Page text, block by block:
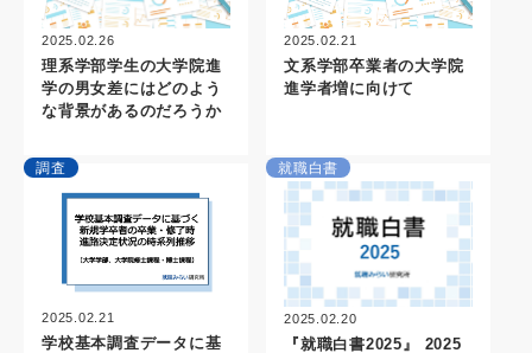
2025.02.26
理系学部学生の大学院進
学の男女差にはどのよう
な背景があるのだろうか
2025.02.21
文系学部卒業者の大学院
進学者増に向けて
調査
2025.02.21
学校基本調査データに基
就職白書
2025.02.20
『就職白書2025』 2025